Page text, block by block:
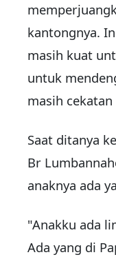
kantongnya.
masih kuat
untuk
masih
Saat ditanya
Br
anaknya ada
"Anakku ada
Ada yang di